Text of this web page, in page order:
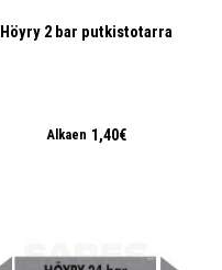
Höyry 2 bar putkistotarra
Alkaen 1,40€